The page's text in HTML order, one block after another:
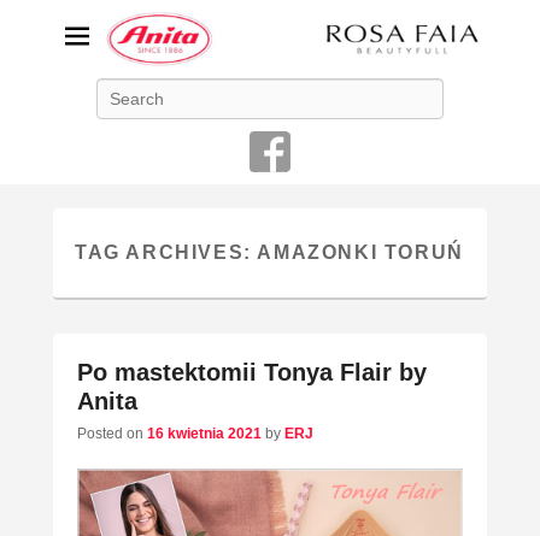
ANITA-unikalna bielizna
damska
Niemiecka firma Anita jest od 1886 roku producentem bielizny
damskiej o najwyższej jakości
TAG ARCHIVES: AMAZONKI TORUŃ
Po mastektomii Tonya Flair by
Anita
Posted on 16 kwietnia 2021 by ERJ